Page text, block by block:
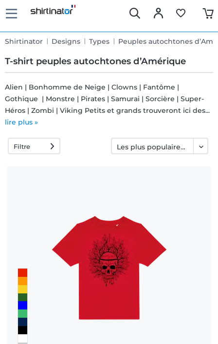
Shirtinator Designs Types Peuples autochtones
T-shirt peuples autochtones d’Amérique
Livraison
Échange
rétractation
Alien | Bonhomme de Neige | Clowns | Fantôme |
Gothique | Monstre | Pirates | Samurai | Sorcière | Super-
Héros | Zombi | Viking Petits et grands trouveront ici des...
lire plus »
Filtre